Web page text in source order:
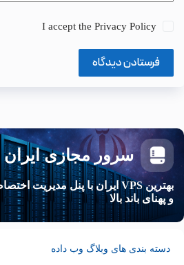
I accept the Privacy Policy
فرستادن دیدگاه
سرور مجازی ایران
و پهنای باند بالا
دسته بندی های وبلاگ وب داده